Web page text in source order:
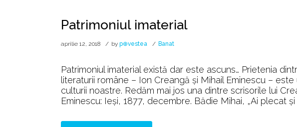
Patrimoniul imaterial
aprilie 12, 2018 by p⊕vestea Banat
Patrimoniul imaterial există dar este ascuns… Prietenia
literaturii române – Ion Creangă şi Mihail Eminescu –
culturii noastre. Redăm mai jos una dintre scrisorile lui
Eminescu: Ieşi, 1877, decembre. Bădie Mihai, „Ai plecat și